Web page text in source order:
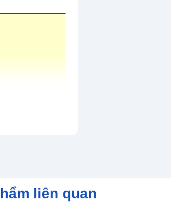
phần hùng vĩ ở
minh khi các lực
liên quan